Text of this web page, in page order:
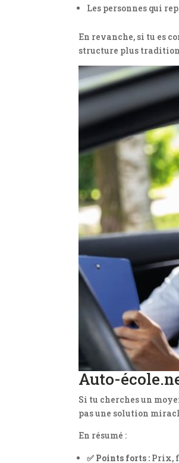
Les personnes qui
En revanche, si tu es
structure plus
Auto-
Si tu cherches un
pas une solution
En résumé :
✅ Points forts : Prix,